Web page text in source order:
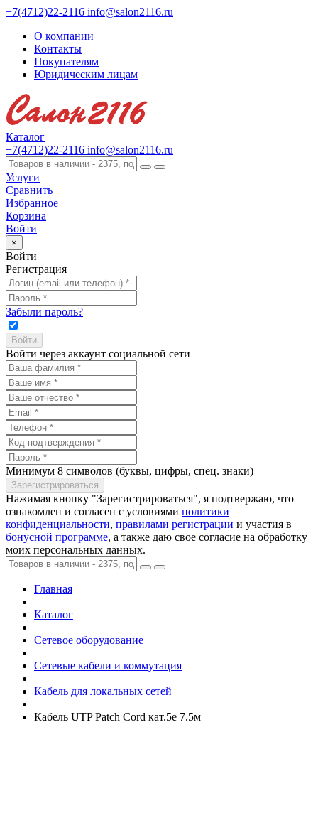
+7(4712)22-2116 info@salon2116.ru
О компании
Контакты
Покупателям
Юридическим лицам
Каталог
+7(4712)22-2116 info@salon2116.ru
Услуги
Сравнить
Избранное
Корзина
Войти
×
Войти
Регистрация
Забыли пароль?
Войти через аккаунт социальной сети
Минимум 8 символов (буквы, цифры, спец. знаки)
Нажимая кнопку "Зарегистрироваться", я подтвержаю, что
ознакомлен и согласен с условиями политики
конфиденциальности, правилами регистрации и участия в
бонусной программе, а также даю свое согласие на обработку
моих персональных данных.
Главная
Каталог
Сетевое оборудование
Сетевые кабели и коммутация
Кабель для локальных сетей
Кабель UTP Patch Cord кат.5e 7.5м